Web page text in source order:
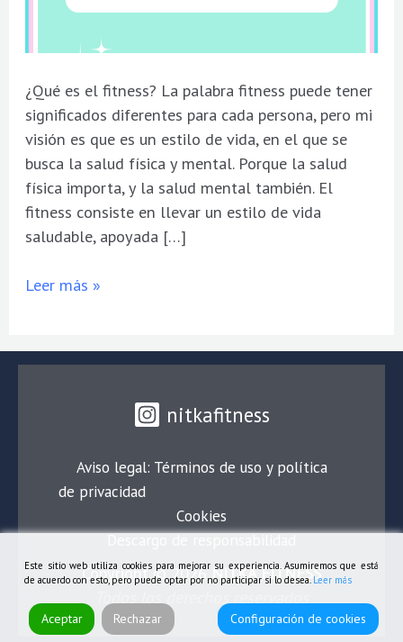
¿Qué es el fitness? La palabra fitness puede tener
significados diferentes para cada persona, pero mi
visión es que es un estilo de vida, en el que se
busca la salud física y mental. Porque la salud
física importa, y la salud mental también. El
fitness consiste en llevar un estilo de vida
saludable, apoyada […]
Leer más »
nitkafitness
Aviso legal: Términos de uso y política
de privacidad
Cookies
Descargo de responsabilidad
Copyright © 2026NITKA FITNESS
Este sitio web utiliza cookies para mejorar su experiencia. Asumiremos que está
de acuerdo con esto, pero puede optar por no participar si lo desea. Leer más
Aceptar Rechazar Configuración de cookies